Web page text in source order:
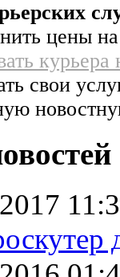
цены
курьера
свои